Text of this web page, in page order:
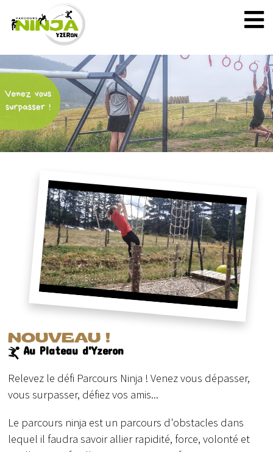
NOUVEAU !
Au Plateau d'Yzeron
Relevez le défi Parcours Ninja ! Venez vous dépasser,
vous surpasser, défiez vos amis...
Le parcours ninja est un parcours d'obstacles dans
lequel il faudra savoir allier rapidité, force, volonté et